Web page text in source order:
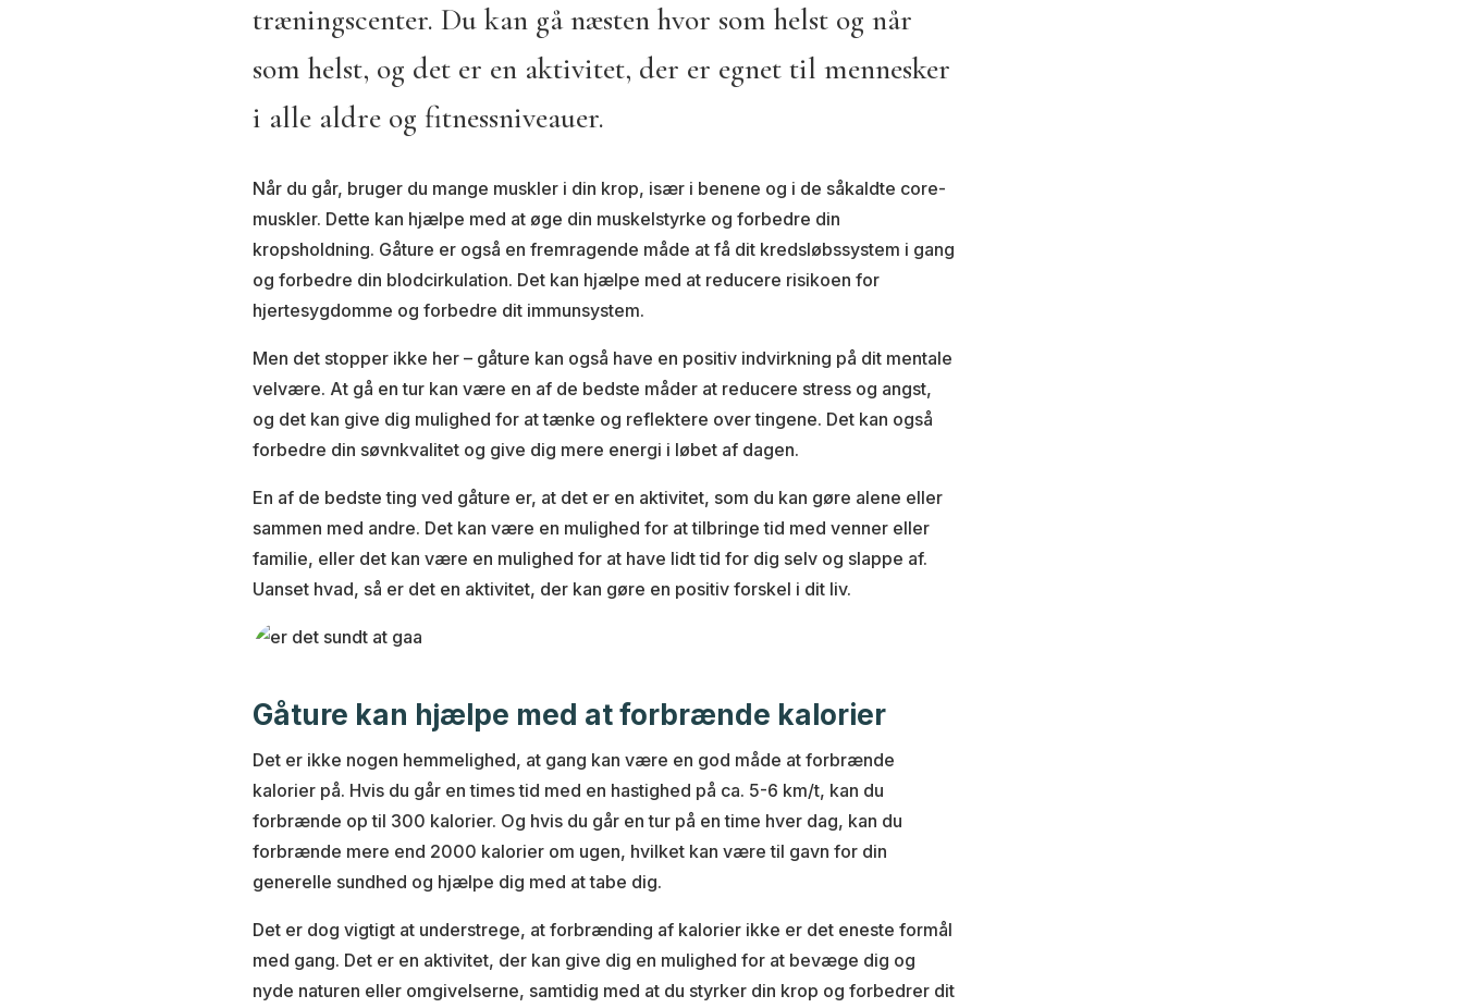
træningscenter. Du kan gå næsten hvor som helst og når
som helst, og det er en aktivitet, der er egnet til mennesker
i alle aldre og fitnessniveauer.
Når du går, bruger du mange muskler i din krop, især i benene og i de såkaldte core-
muskler. Dette kan hjælpe med at øge din muskelstyrke og forbedre din
kropsholdning. Gåture er også en fremragende måde at få dit kredsløbssystem i gang
og forbedre din blodcirkulation. Det kan hjælpe med at reducere risikoen for
hjertesygdomme og forbedre dit immunsystem.
Men det stopper ikke her – gåture kan også have en positiv indvirkning på dit mentale
velvære. At gå en tur kan være en af de bedste måder at reducere stress og angst,
og det kan give dig mulighed for at tænke og reflektere over tingene. Det kan også
forbedre din søvnkvalitet og give dig mere energi i løbet af dagen.
En af de bedste ting ved gåture er, at det er en aktivitet, som du kan gøre alene eller
sammen med andre. Det kan være en mulighed for at tilbringe tid med venner eller
familie, eller det kan være en mulighed for at have lidt tid for dig selv og slappe af.
Uanset hvad, så er det en aktivitet, der kan gøre en positiv forskel i dit liv.
Gåture kan hjælpe med at forbrænde kalorier
Det er ikke nogen hemmelighed, at gang kan være en god måde at forbrænde
kalorier på. Hvis du går en times tid med en hastighed på ca. 5-6 km/t, kan du
forbrænde op til 300 kalorier. Og hvis du går en tur på en time hver dag, kan du
forbrænde mere end 2000 kalorier om ugen, hvilket kan være til gavn for din
generelle sundhed og hjælpe dig med at tabe dig.
Det er dog vigtigt at understrege, at forbrænding af kalorier ikke er det eneste formål
med gang. Det er en aktivitet, der kan give dig en mulighed for at bevæge dig og
nyde naturen eller omgivelserne, samtidig med at du styrker din krop og forbedrer dit